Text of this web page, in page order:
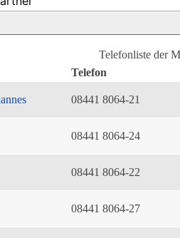
Telefonliste der
Telefon
08441 8064-21
08441 8064-24
08441 8064-22
08441 8064-27